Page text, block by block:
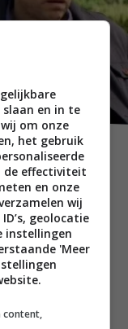
vierde seizoen
omdat het
kunt gaan met
kiezen voor
krijgen in een
chaos, dat is te
die ook als je
en in te
om onze
het gebruik
de effectiviteit
en onze
wij
geolocatie
instellingen
'Meer
content,